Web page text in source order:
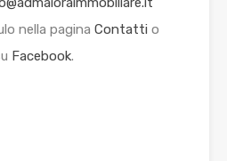
nella pagina Contatti o
Facebook.